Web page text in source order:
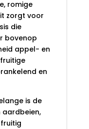
romige
zorgt voor
die
bovenop
appel- en
en
is de
aardbeien,